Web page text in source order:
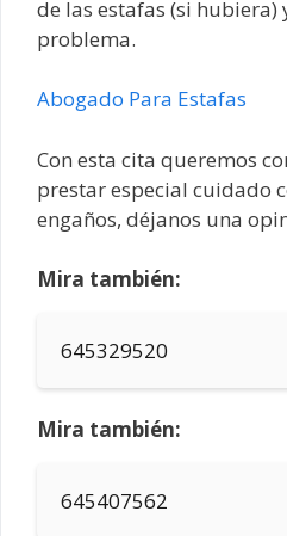
de las estafas (si
problema.
Abogado Para Estafas
Con esta cita queremos
prestar especial cuidado
engaños, déjanos una
Mira también:
645329520
Mira también:
645407562